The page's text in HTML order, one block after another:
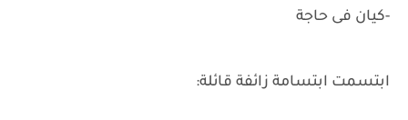
-كيان فى حاجة
ابتسمت ابتسامة زائفة قائلة: